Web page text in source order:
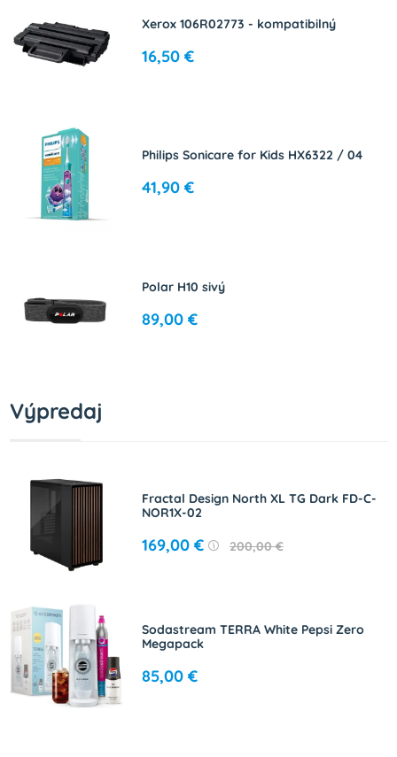
Xerox 106R02773 - kompatibilný
16,50 €
Philips Sonicare for Kids HX6322 / 04
41,90 €
Polar H10 sivý
89,00 €
Výpredaj
Fractal Design North XL TG Dark FD-C-
NOR1X-02
169,00 € 200,00 €
Sodastream TERRA White Pepsi Zero
Megapack
85,00 €